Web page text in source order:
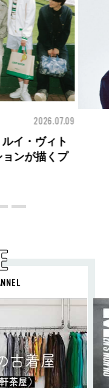
2026.07.09
】時をかけ